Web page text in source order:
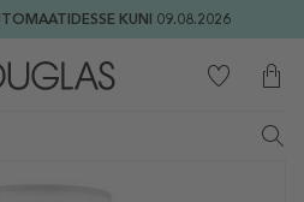
KUNI 09.08.2026